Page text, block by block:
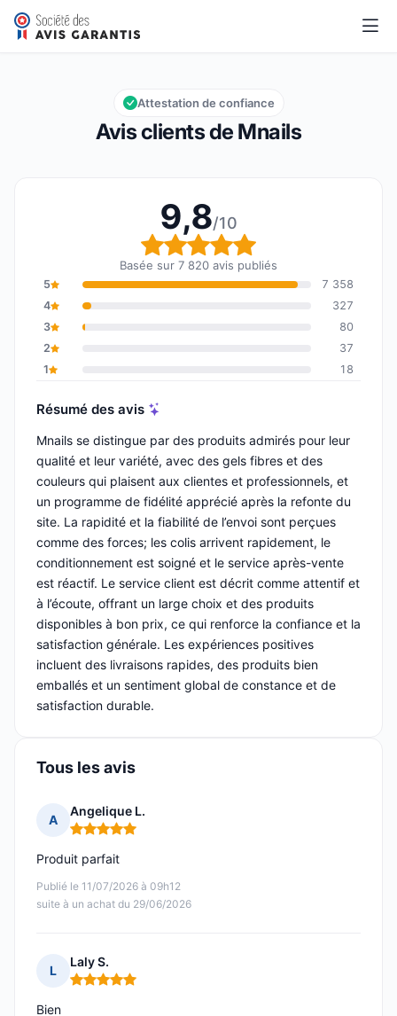
Mnails
Note globale : 9,8 sur 10
9,8/10
Avis clients de Mnails
Attestation de confiance
9,8/10
Note globale : 9,8 sur
Basée sur 7 820 avis publiés
5
7 358
4
327
3
80
2
37
1
18
Résumé des avis
Mnails se distingue par des produits admirés pour leur
qualité et leur variété, avec des gels fibres et des
couleurs qui plaisent aux clientes et professionnels, et
un programme de fidélité apprécié après la refonte du
site. La rapidité et la fiabilité de l’envoi sont perçues
comme des forces; les colis arrivent rapidement, le
conditionnement est soigné et le service après-vente
est réactif. Le service client est décrit comme attentif et
à l’écoute, offrant un large choix et des produits
disponibles à bon prix, ce qui renforce la confiance et la
satisfaction générale. Les expériences positives
incluent des livraisons rapides, des produits bien
emballés et un sentiment global de constance et de
satisfaction durable.
Tous les avis
A
Angelique L.
Note : 5 sur 5
Publié le 11/07/2026 à 09h12
suite à un achat du 29/06/2026
Produit parfait
L
Laly S.
Note : 5 sur 5
Bien